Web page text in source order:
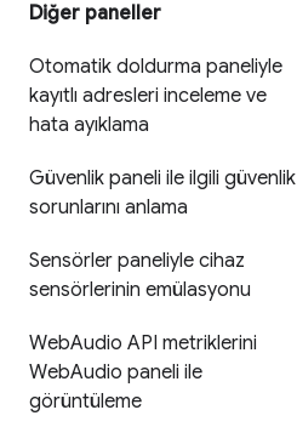
Diğer paneller
Otomatik doldurma paneliyle
kayıtlı adresleri inceleme ve
hata ayıklama
Güvenlik paneli ile ilgili güvenlik
sorunlarını anlama
Sensörler paneliyle cihaz
sensörlerinin emülasyonu
WebAudio API metriklerini
WebAudio paneli ile
görüntüleme